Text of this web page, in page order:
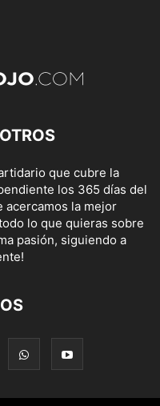
que cubre la
los 365 días del
acercamos la mejor
lo que quieras sobre
pasión, siguiendo a